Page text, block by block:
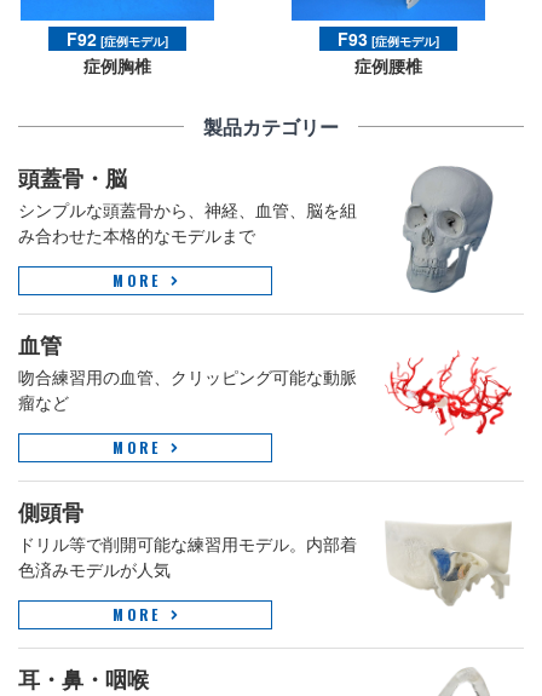
F92 [症例モデル]
症例胸椎
F93 [症例モデル]
症例腰椎
製品カテゴリー
頭蓋骨・脳
シンプルな頭蓋骨から、神経、血管、脳を組
み合わせた本格的なモデルまで
MORE
血管
吻合練習用の血管、クリッピング可能な動脈
瘤など
MORE
側頭骨
ドリル等で削開可能な練習用モデル。内部着
色済みモデルが人気
MORE
耳・鼻・咽喉